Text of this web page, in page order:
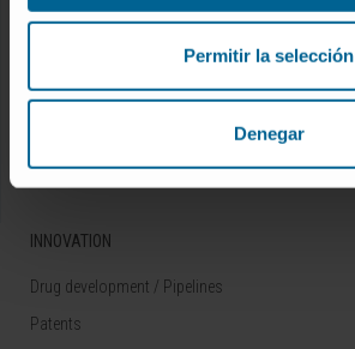
Permitir la selección
Denegar
Our Researchers
Technology platforms
INNOVATION
Drug development / Pipelines
Patents